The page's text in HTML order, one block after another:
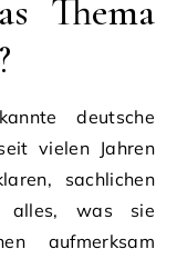
Thema
deutsche
vielen Jahren
sachlichen
alles, was sie
aufmerksam